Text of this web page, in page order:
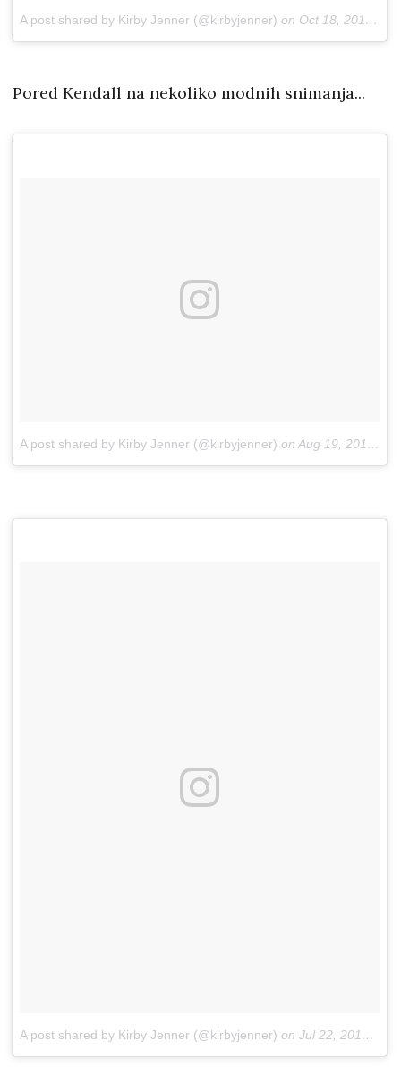
A post shared by Kirby Jenner (@kirbyjenner) on Oct 18, 2018 at 8:38am PDT
Pored Kendall na nekoliko modnih snimanja...
A post shared by Kirby Jenner (@kirbyjenner) on Aug 19, 2018 at 1:22pm PDT
A post shared by Kirby Jenner (@kirbyjenner) on Jul 22, 2018 at 10:09am PDT